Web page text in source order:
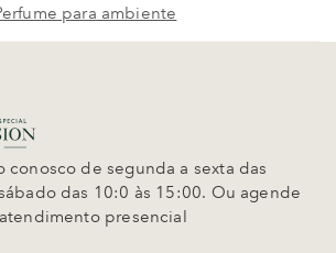
para ambiente
conosco de segunda a sexta das
das 10:0 às 15:00. Ou agende
presencial